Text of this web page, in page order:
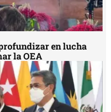
en lucha
la OEA